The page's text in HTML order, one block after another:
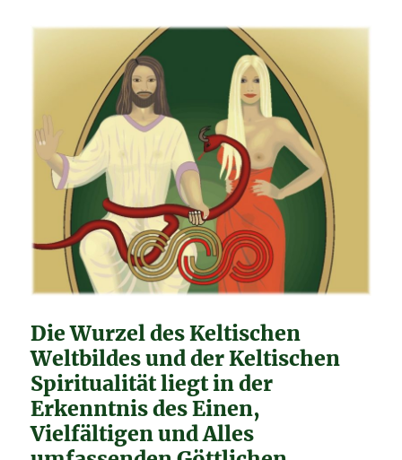
Fest
Göttin.
Die Wurzel des Keltischen
Weltbildes und der Keltischen
Spiritualität liegt in der
Erkenntnis des Einen,
Vielfältigen und Alles